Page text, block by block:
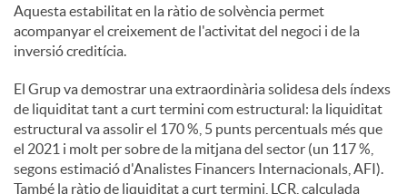
Aquesta estabilitat en la ràtio de solvència permet
acompanyar el creixement de l'activitat del negoci i de la
inversió creditícia.
El Grup va demostrar una extraordinària solidesa dels índexs
de liquiditat tant a curt termini com estructural: la liquiditat
estructural va assolir el 170 %, 5 punts percentuals més que
el 2021 i molt per sobre de la mitjana del sector (un 117 %,
segons estimació d'Analistes Financers Internacionals, AFI).
També la ràtio de liquiditat a curt termini, LCR, calculada